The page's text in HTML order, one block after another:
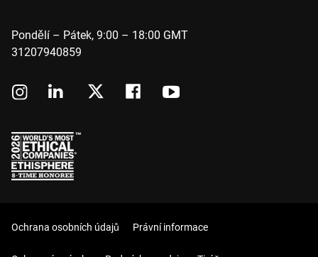
Pondělí – Pátek, 9:00 – 18:00 GMT
31207940859
Ochrana osobních údajů Právní informace